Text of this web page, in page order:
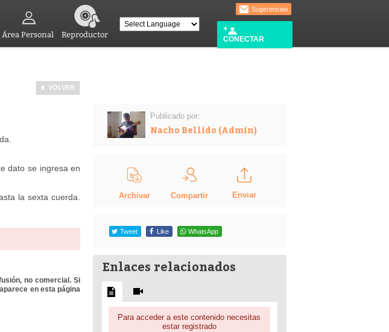
Área Personal Reproductor
Sugerencias
CONECTAR
VOLVER
dato se ingresa en
la sexta cuerda.
no comercial. Si
en esta página
Publicado por:
Nacho Bellido (Admin)
Archivar Compartir Enviar
Tweet Like WhatsApp
Enlaces relacionados
Para acceder a este contenido necesitas
estar registrado